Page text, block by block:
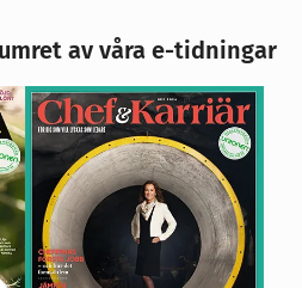
av våra e-tidningar